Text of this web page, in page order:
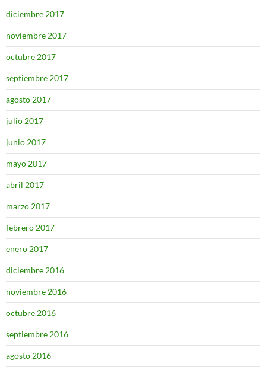
diciembre 2017
noviembre 2017
octubre 2017
septiembre 2017
agosto 2017
julio 2017
junio 2017
mayo 2017
abril 2017
marzo 2017
febrero 2017
enero 2017
diciembre 2016
noviembre 2016
octubre 2016
septiembre 2016
agosto 2016